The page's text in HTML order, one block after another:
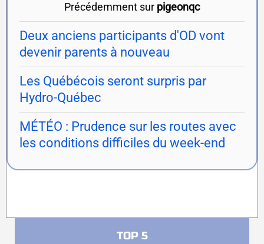
Précédemment sur pigeonqc
Deux anciens participants d'OD vont
devenir parents à nouveau
Les Québécois seront surpris par
Hydro-Québec
MÉTÉO : Prudence sur les routes avec
les conditions difficiles du week-end
TOP 5